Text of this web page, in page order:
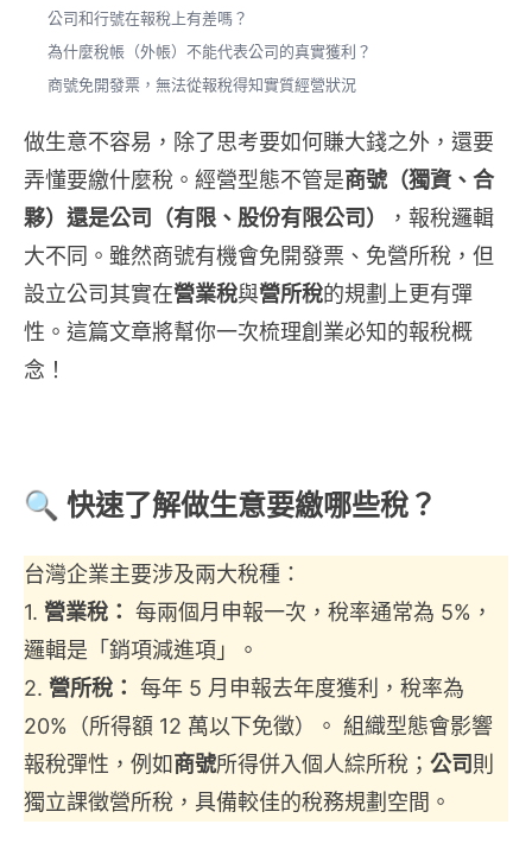
公司和行號在報稅上有差嗎？
為什麼稅帳（外帳）不能代表公司的真實獲利？
商號免開發票，無法從報稅得知實質經營狀況
做生意不容易，除了思考要如何賺大錢之外，還要
弄懂要繳什麼稅。經營型態不管是商號（獨資、合
夥） 還是公司（有限、股份有限公司）
，報稅邏輯
大不同。雖然商號有機會免開發票、免營所稅，但
設立公司其實在營業稅與營所稅的規劃上更有彈
性。這篇文章將幫你一次梳理創業必知的報稅概
念！
🔍 快速了解做生意要繳哪些稅？
台灣企業主要涉及兩大稅種：
1. 營業稅： 每兩個月申報一次，稅率通常為 5%，
邏輯是「銷項減進項」。
2. 營所稅： 每年 5 月申報去年度獲利，稅率為
20%（所得額 12 萬以下免徵）。 組織型態會影響
報稅彈性，例如商號所得併入個人綜所稅； 公司則
獨立課徵營所稅，具備較佳的稅務規劃空間。